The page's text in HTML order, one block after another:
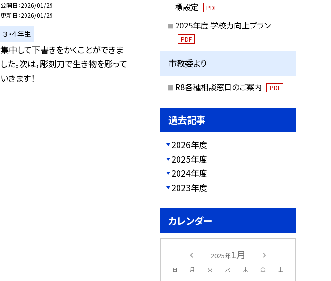
公開日 2026/01/29
更新日 2026/01/29
３・４年生
集中して下書きをかくことができま
した。次は，彫刻刀で生き物を彫って
いきます！
標設定
PDF
2025年度 学校力向上プラン
PDF
市教委より
R8各種相談窓口のご案内 PDF
過去記事
2026年度
2025年度
2024年度
2023年度
カレンダー
2025年1月
日 月 火 水 木 金 土